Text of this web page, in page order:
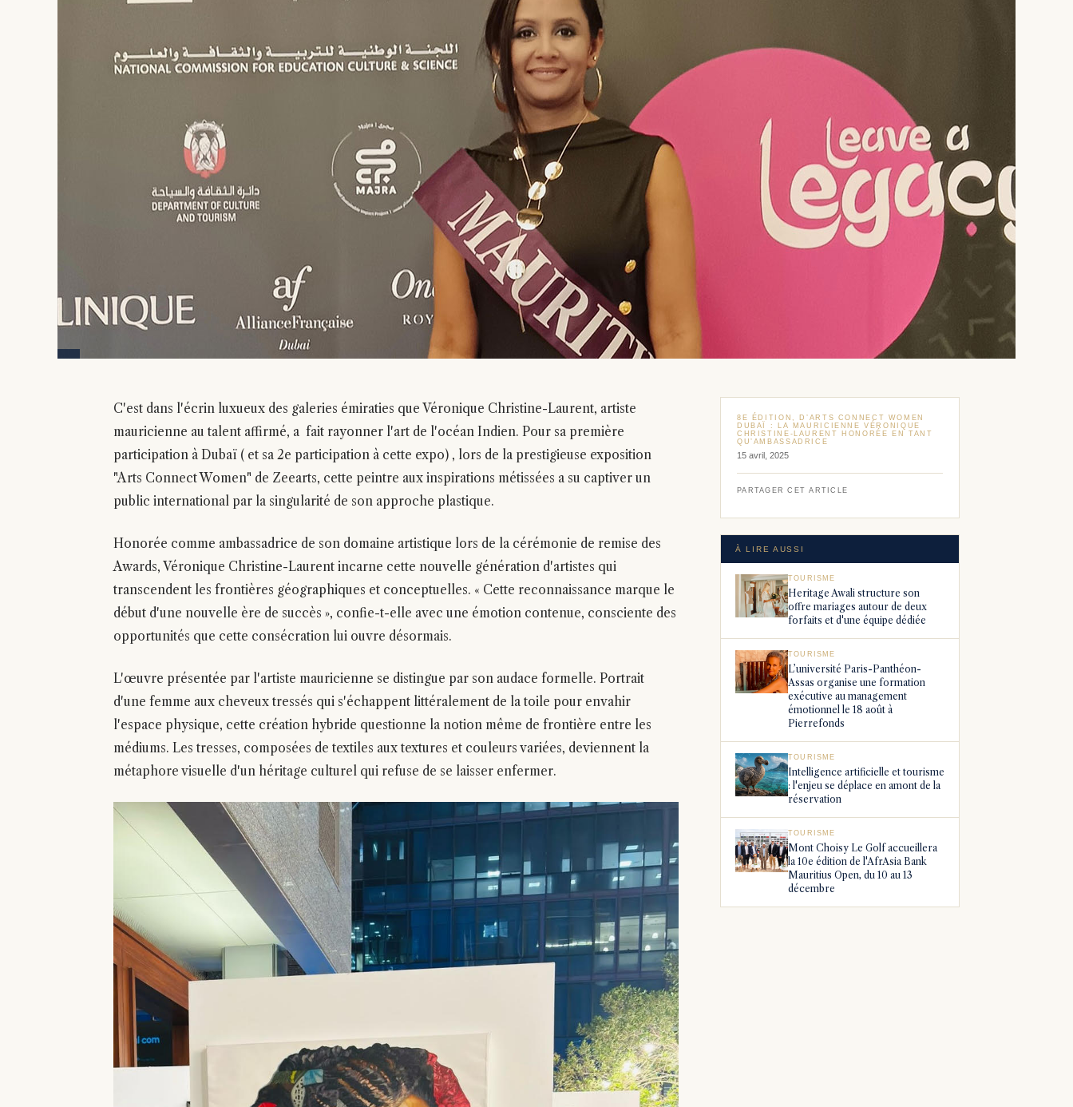
C'est dans l'écrin luxueux des galeries émiraties que Véronique Christine-Laurent, artiste
mauricienne au talent affirmé, a fait rayonner l'art de l'océan Indien. Pour sa première
participation à Dubaï ( et sa 2e participation à cette expo) , lors de la prestigieuse exposition
"Arts Connect Women" de Zeearts, cette peintre aux inspirations métissées a su captiver un
public international par la singularité de son approche plastique.
Honorée comme ambassadrice de son domaine artistique lors de la cérémonie de remise des
Awards, Véronique Christine-Laurent incarne cette nouvelle génération d'artistes qui
transcendent les frontières géographiques et conceptuelles. « Cette reconnaissance marque le
début d'une nouvelle ère de succès », confie-t-elle avec une émotion contenue, consciente des
opportunités que cette consécration lui ouvre désormais.
L'œuvre présentée par l'artiste mauricienne se distingue par son audace formelle. Portrait
d'une femme aux cheveux tressés qui s'échappent littéralement de la toile pour envahir
l'espace physique, cette création hybride questionne la notion même de frontière entre les
médiums. Les tresses, composées de textiles aux textures et couleurs variées, deviennent la
métaphore visuelle d'un héritage culturel qui refuse de se laisser enfermer.
8E ÉDITION, D’ARTS CONNECT WOMEN
DUBAÏ : LA MAURICIENNE VÉRONIQUE
CHRISTINE-LAURENT HONORÉE EN TANT
QU’AMBASSADRICE
15 avril, 2025
PARTAGER CET ARTICLE
À LIRE AUSSI
TOURISME
Heritage Awali structure son
offre mariages autour de deux
forfaits et d'une équipe dédiée
TOURISME
L’université Paris-Panthéon-
Assas organise une formation
exécutive au management
émotionnel le 18 août à
Pierrefonds
TOURISME
Intelligence artificielle et tourisme
: l'enjeu se déplace en amont de la
réservation
TOURISME
Mont Choisy Le Golf accueillera
la 10e édition de l'AfrAsia Bank
Mauritius Open, du 10 au 13
décembre